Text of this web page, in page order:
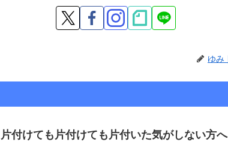
ゆみ
片付けても片付けても片付いた気がしない方へ